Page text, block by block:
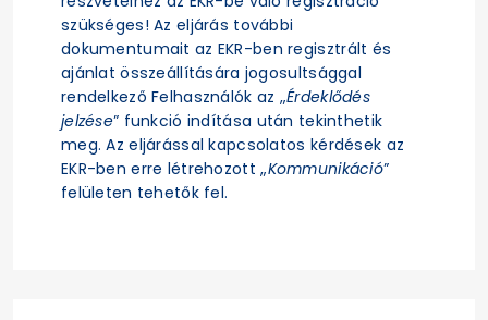
szükséges! Az eljárás további
dokumentumait az EKR-ben regisztrált és
ajánlat összeállítására jogosultsággal
rendelkező Felhasználók az „Érdeklődés
jelzése” funkció indítása után tekinthetik
meg. Az eljárással kapcsolatos kérdések az
EKR-ben erre létrehozott „Kommunikáció”
felületen tehetők fel.